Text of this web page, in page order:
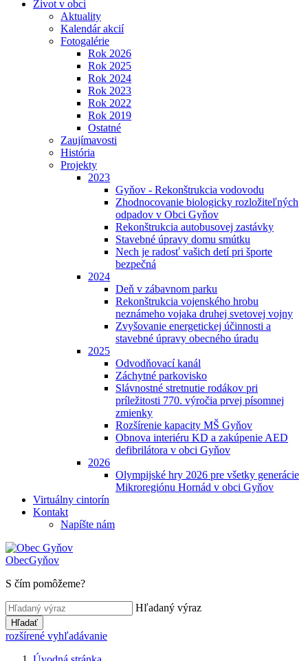
Život v obci
Aktuality
Kalendár akcií
Fotogalérie
Rok 2026
Rok 2025
Rok 2024
Rok 2023
Rok 2022
Rok 2019
Ostatné
Zaujímavosti
História
Projekty
2023
Gyňov - Rekonštrukcia vodovodu
Zhodnocovanie biologicky rozložiteľných
odpadov v Obci Gyňov
Rekonštrukcia autobusovej zastávky
Stavebné úpravy domu smútku
Nech je radosť vašich detí pri športe
bezpečná
2024
Deň v zábavnom parku
Rekonštrukcia vojenského hrobu
neznámeho vojaka druhej svetovej vojny
Zvyšovanie energetickej účinnosti a
stavebné úpravy obecného úradu
2025
Odvodňovací kanál
Záchytné parkovisko
Slávnostné stretnutie rodákov pri
príležitosti 770. výročia prvej písomnej
zmienky
Rozšírenie kapacity MŠ Gyňov
Obnova interiéru KD a zakúpenie AED
defibrilátora v obci Gyňov
2026
Olympijské hry 2026 pre všetky generácie
Mikroregiónu Hornád v obci Gyňov
Virtuálny cintorín
Kontakt
Napíšte nám
ObecGyňov
S čím pomôžeme?
Hľadaný výraz
Hľadať
rozšírené vyhľadávanie